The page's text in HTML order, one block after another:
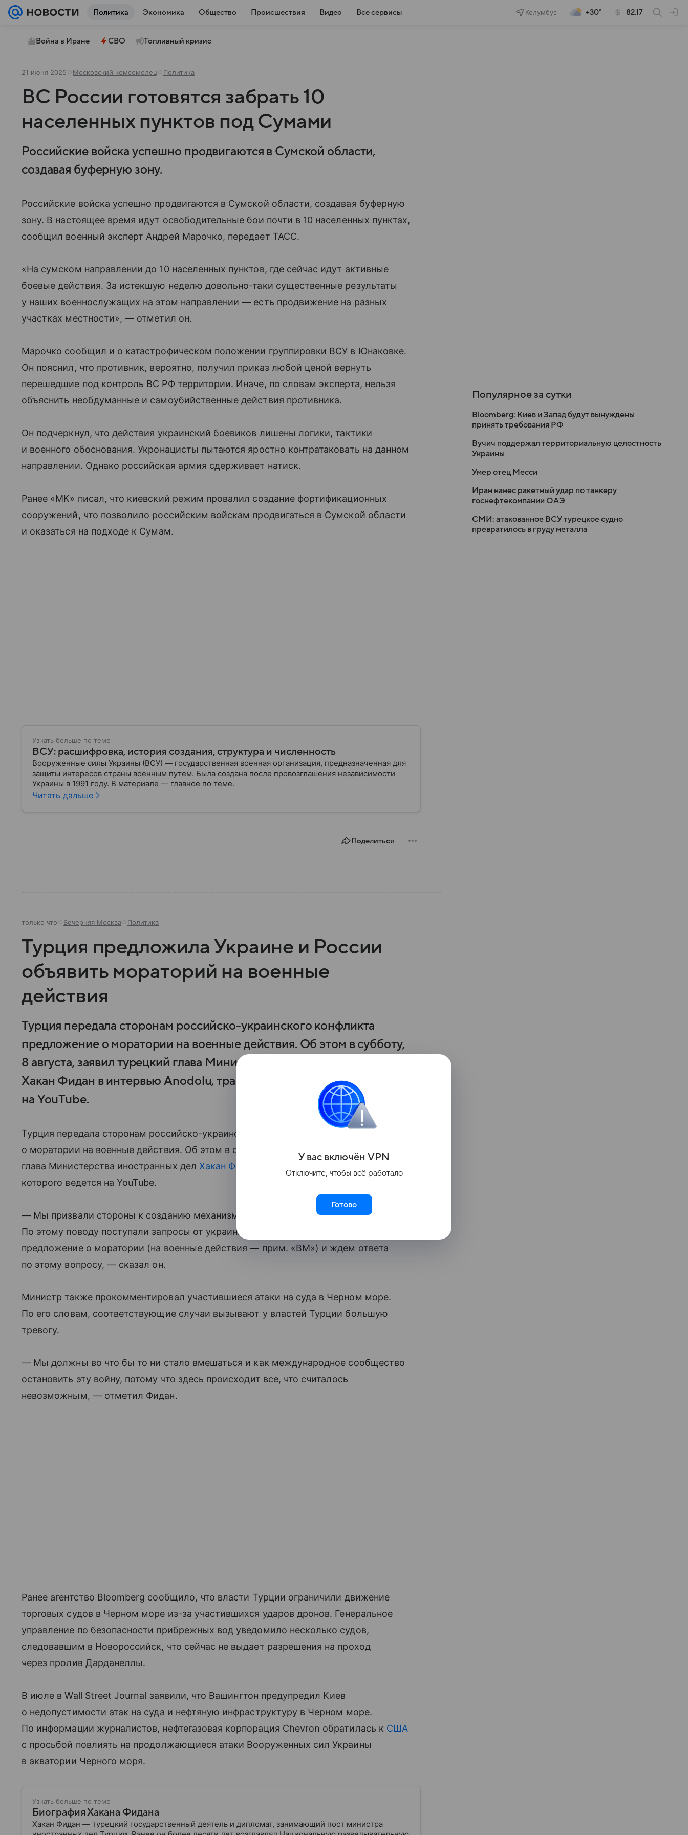
Политика Экономика Общество Происшествия Видео Все сервисы Колумбус +30° 82.17
Война в Иране СВО Топливный кризис
21 июня 2025 Московский комсомолец Политика
ВС России готовятся забрать 10
населенных пунктов под Сумами
Российские войска успешно продвигаются в Сумской области,
создавая буферную зону.
Российские войска успешно продвигаются в Сумской области, создавая буферную
зону. В настоящее время идут освободительные бои почти в 10 населенных пунктах,
сообщил военный эксперт Андрей Марочко, передает ТАСС.
«На сумском направлении до 10 населенных пунктов, где сейчас идут активные
боевые действия. За истекшую неделю довольно-таки существенные результаты
у наших военнослужащих на этом направлении — есть продвижение на разных
участках местности», — отметил он.
Марочко сообщил и о катастрофическом положении группировки ВСУ в Юнаковке.
Он пояснил, что противник, вероятно, получил приказ любой ценой вернуть
перешедшие под контроль ВС РФ территории. Иначе, по словам эксперта, нельзя
объяснить необдуманные и самоубийственные действия противника.
Он подчеркнул, что действия украинский боевиков лишены логики, тактики
и военного обоснования. Укронацисты пытаются яростно контратаковать на данном
направлении. Однако российская армия сдерживает натиск.
Ранее «МК» писал, что киевский режим провалил создание фортификационных
сооружений, что позволило российским войскам продвигаться в Сумской области
и оказаться на подходе к Сумам.
Узнать больше по теме
ВСУ: расшифровка, история создания, структура и численность
Вооруженные силы Украины (ВСУ) — государственная военная организация, предназначенная для
защиты интересов страны военным путем. Была создана после провозглашения независимости
Украины в 1991 году. В материале — главное по теме.
Читать дальше
Поделиться
только что Вечерняя Москва Политика
Турция предложила Украине и России
объявить мораторий на военные
действия
Турция передала сторонам российско-украинского конфликта
предложение о моратории на военные действия. Об этом в субботу,
8 августа, заявил турецкий глава Министерства иностранных дел
Хакан Фидан в интервью Anodolu, трансляция которого ведется
на YouTube.
Турция передала сторонам российско-украинского конфликта предложение
о моратории на военные действия. Об этом в субботу, 8 августа, заявил турецкий
глава Министерства иностранных дел Хакан Фидан
которого ведется на YouTube.
— Мы призвали стороны к созданию механизма для объявления прекращения огня.
По этому поводу поступали запросы от украинцев. Мы уже передали сторонам
предложение о моратории (на военные действия — прим. «ВМ») и ждем ответа
по этому вопросу, — сказал он.
Министр также прокомментировал участившиеся атаки на суда в Черном море.
По его словам, соответствующие случаи вызывают у властей Турции большую
тревогу.
— Мы должны во что бы то ни стало вмешаться и как международное сообщество
остановить эту войну, потому что здесь происходит все, что считалось
невозможным, — отметил Фидан.
Ранее агентство Bloomberg сообщило, что власти Турции ограничили движение
торговых судов в Черном море из-за участившихся ударов дронов. Генеральное
управление по безопасности прибрежных вод уведомило несколько судов,
следовавшим в Новороссийск, что сейчас не выдает разрешения на проход
через пролив Дарданеллы.
В июле в Wall Street Journal заявили, что Вашингтон предупредил Киев
о недопустимости атак на суда и нефтяную инфраструктуру в Черном море.
По информации журналистов, нефтегазовая корпорация Chevron обратилась к США
с просьбой повлиять на продолжающиеся атаки Вооруженных сил Украины
в акватории Черного моря.
Узнать больше по теме
Биография Хакана Фидана
Хакан Фидан — турецкий государственный деятель и дипломат, занимающий пост министра
Популярное за сутки
Bloomberg: Киев и Запад будут вынуждены
принять требования РФ
Вучич поддержал территориальную целостность
Украины
Умер отец Месси
Иран нанес ракетный удар по танкеру
госнефтекомпании ОАЭ
СМИ: атакованное ВСУ турецкое судно
превратилось в груду металла
У вас включён VPN
Отключите, чтобы всё работало
Готово